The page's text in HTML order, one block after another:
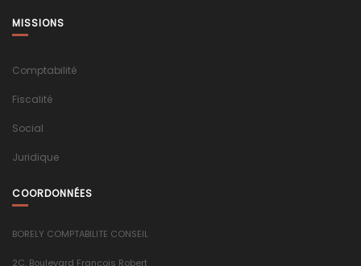
MISSIONS
Comptabilité
Fiscalité
Social
Juridique
COORDONNÉES
BORELY COMPTABILITE CONSEIL
2C, Boulevard François Robert